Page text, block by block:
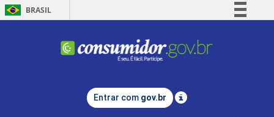
BRASIL
Comunica BR
Legislação
Entrar com gov.br